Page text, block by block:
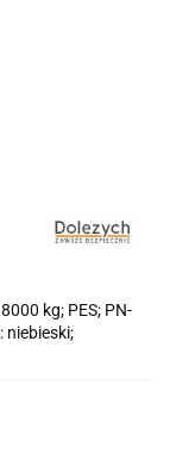
kg; PES; PN-
niebieski;